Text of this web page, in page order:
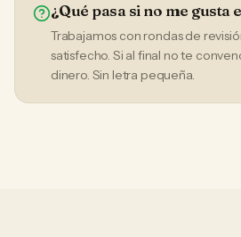
¿Qué pasa si no me gusta
Trabajamos con rondas de
satisfecho. Si al final no te
dinero. Sin letra pequeña.